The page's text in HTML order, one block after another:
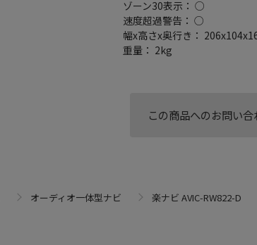
ゾーン30表示： ○
速度超過警告： ○
幅x高さx奥行き：
重量： 2kg
この商品へのお問い合
オーディオ一体型ナビ 楽ナビ AVIC-RW822-D